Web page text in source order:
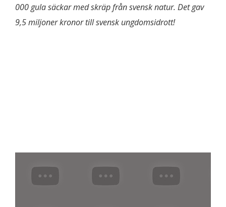
000 gula säckar med skräp från svensk natur. Det gav
9,5 miljoner kronor till svensk ungdomsidrott!